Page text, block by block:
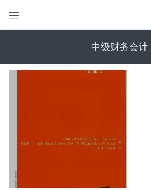

中级财务会计